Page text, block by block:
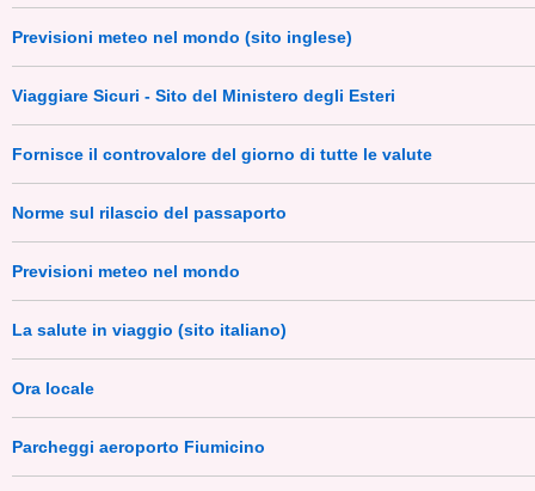
Previsioni meteo nel mondo (sito inglese)
Viaggiare Sicuri - Sito del Ministero degli Esteri
Fornisce il controvalore del giorno di tutte le valute
Norme sul rilascio del passaporto
Previsioni meteo nel mondo
La salute in viaggio (sito italiano)
Ora locale
Parcheggi aeroporto Fiumicino